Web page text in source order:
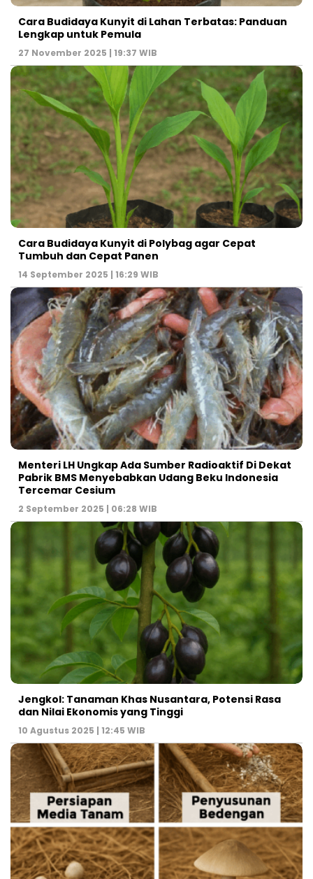
Cara Budidaya Kunyit di Lahan Terbatas: Panduan
Lengkap untuk Pemula
27 November 2025 | 19:37 WIB
Cara Budidaya Kunyit di Polybag agar Cepat
Tumbuh dan Cepat Panen
14 September 2025 | 16:29 WIB
Menteri LH Ungkap Ada Sumber Radioaktif Di Dekat
Pabrik BMS Menyebabkan Udang Beku Indonesia
Tercemar Cesium
2 September 2025 | 06:28 WIB
Jengkol: Tanaman Khas Nusantara, Potensi Rasa
dan Nilai Ekonomis yang Tinggi
10 Agustus 2025 | 12:45 WIB